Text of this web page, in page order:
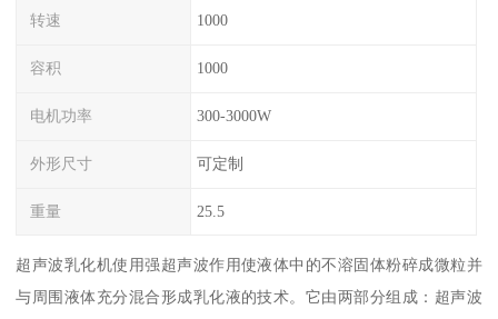
转速 1000
容积 1000
电机功率 300-3000W
外形尺寸 可定制
重量 25.5
超声波乳化机使用强超声波作用使液体中的不溶固体粉碎成微粒并
与周围液体充分混合形成乳化液的技术。它由两部分组成：超声波